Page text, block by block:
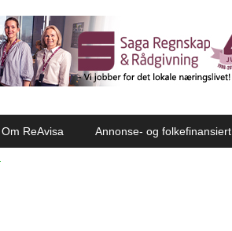
Om ReAvisa Annonse- og folkefinansiert